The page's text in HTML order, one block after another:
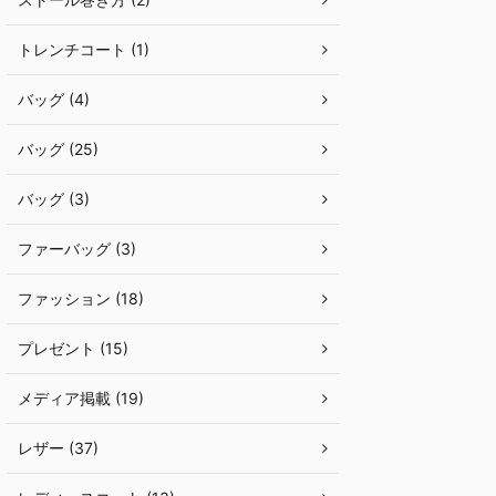
トレンチコート (1)
バッグ (4)
バッグ (25)
バッグ (3)
ファーバッグ (3)
ファッション (18)
プレゼント (15)
メディア掲載 (19)
レザー (37)